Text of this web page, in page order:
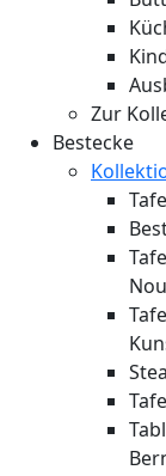
Zur
Bestecke